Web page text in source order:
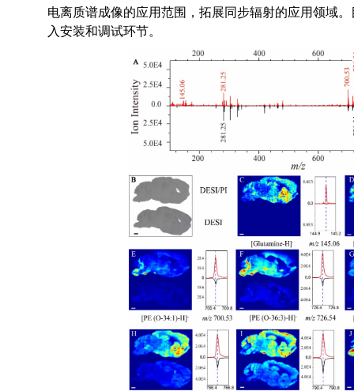
电离质谱成像的应用范围，拓展同步辐射的应用领域
入安装和调试环节。